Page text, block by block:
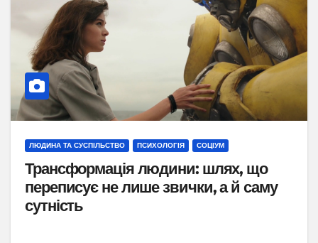
ЛЮДИНА ТА СУСПІЛЬСТВО ПСИХОЛОГІЯ СОЦІУМ
Трансформація людини: шлях, що
переписує не лише звички, а й саму
сутність